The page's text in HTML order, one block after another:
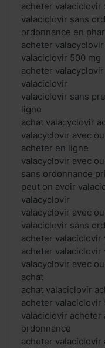
acheter valaciclovir
valaciclovir sans
ordonnance en
acheter
valaciclovir 500 mg
acheter
valaciclovir
valaciclovir sans
ligne
achat valacyclovir
valacyclovir avec
acheter en ligne
valacyclovir avec
sans ordonnance
peut on avoir
valacyclovir
valacyclovir avec
valaciclovir sans
acheter valaciclovir
acheter valaciclovir
valacyclovir avec
achat
achat valaciclovir
acheter valaciclovir
valaciclovir acheter
ordonnance
acheter valaciclovir